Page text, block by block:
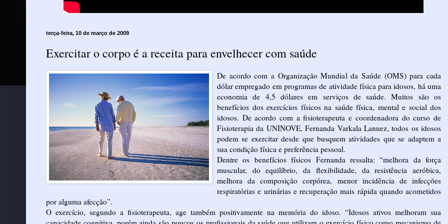
terça-feira, 10 de março de 2009
Exercitar o corpo é a receita para envelhecer com saúde
De acordo com a Organização Mundial da Saúde (OMS) para cada
dólar empregado em programas de atividade física para idosos, há uma
economia de 4,5 dólares em serviços de saúde. Muitos são os
benefícios dos exercícios físicos na saúde física, mental e social dos
idosos. De acordo com a fisioterapeuta e coordenadora do curso de
Fisioterapia da UNINOVE, Fernanda Varkala Lanuez, todos os idosos
podem se exercitar desde que busquem atividades que se adaptem a
sua condição física e preferência pessoal.
Dentre os benefícios físicos Fernanda ressalta: “melhora da força
muscular, do equilíbrio, da flexibilidade, da resistência aeróbica,
melhora da composição corpórea, menor incidência de infecções
respiratórias e urinárias e recuperação mais rápida quando acometidos
por alguma afecção”.
O exercício, segundo a fisioterapeuta, age também positivamente na memória do idoso. “Idosos ativos melhoram sua